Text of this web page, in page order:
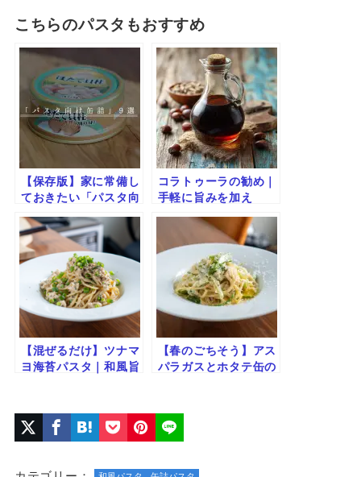
こちらのパスタもおすすめ
【保存版】家に常備し
ておきたい「パスタ向
コラトゥーラの勧め｜
手軽に旨みを加え
【混ぜるだけ】ツナマ
ヨ海苔パスタ｜和風旨
【春のごちそう】アス
パラガスとホタテ缶の